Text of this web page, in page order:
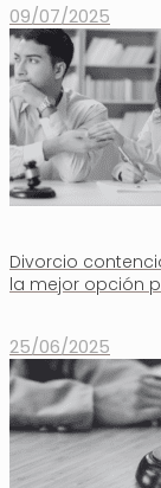
09/07/2025
Divorcio
la mejor opción
25/06/2025